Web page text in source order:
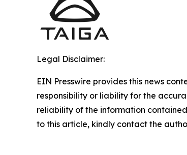
Legal Disclaimer:
EIN Presswire provides this news
responsibility or liability for the
reliability of the information
to this article, kindly contact the